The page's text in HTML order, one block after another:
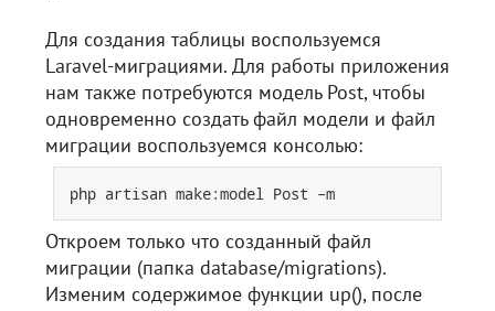
Для создания таблицы воспользуемся
Laravel-миграциями. Для работы приложения
нам также потребуются модель Post, чтобы
одновременно создать файл модели и файл
миграции воспользуемся консолью:
Откроем только что созданный файл
миграции (папка database/migrations).
Изменим содержимое функции up(), после